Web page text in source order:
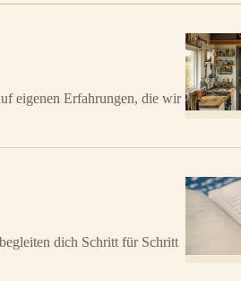
eigenen Erfahrungen, die wir
dich Schritt für Schritt